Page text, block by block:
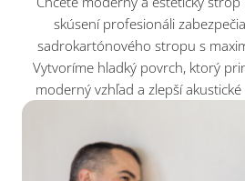
skúsení profesionáli
sadrokartónového stropu s
Vytvoríme hladký povrch, ktorý
moderný vzhľad a zlepší